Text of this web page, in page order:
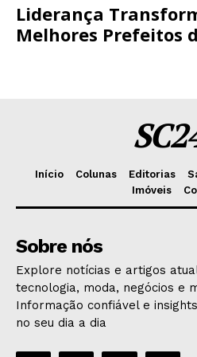
Liderança
Melhores Prefeitos
Início Colunas Editorias
Imóveis
Sobre nós
Explore notícias e artigos
tecnologia, moda, negócios e
Informação confiável e
no seu dia a dia